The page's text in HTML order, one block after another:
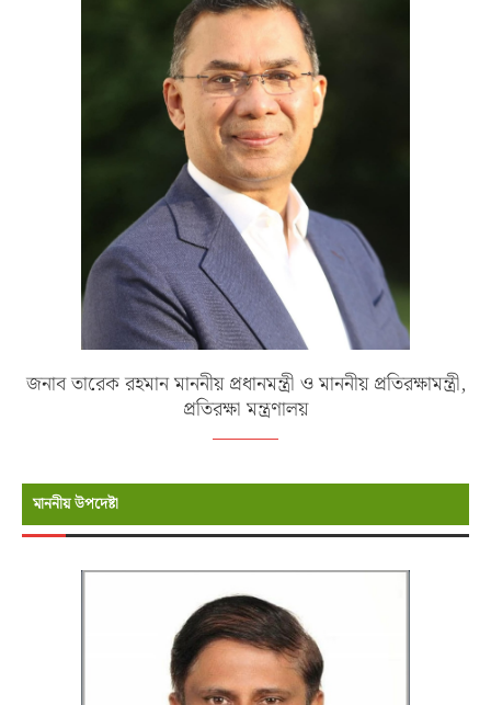
জনাব তারেক রহমান মাননীয় প্রধানমন্ত্রী ও মাননীয় প্রতিরক্ষামন্ত্রী,
প্রতিরক্ষা মন্ত্রণালয়
মাননীয় উপদেষ্টা